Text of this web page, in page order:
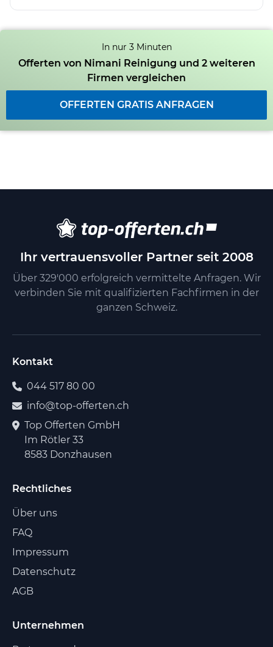
In nur 3 Minuten
Offerten von Nimani Reinigung und 2 weiteren
Firmen vergleichen
OFFERTEN GRATIS ANFRAGEN
Ihr vertrauensvoller Partner seit 2008
Über 329'000 erfolgreich vermittelte Anfragen. Wir
verbinden Sie mit qualifizierten Fachfirmen in der
ganzen Schweiz.
Kontakt
044 517 80 00
info@top-offerten.ch
Top Offerten GmbH
Im Rötler 33
8583 Donzhausen
Rechtliches
Über uns
FAQ
Impressum
Datenschutz
AGB
Unternehmen